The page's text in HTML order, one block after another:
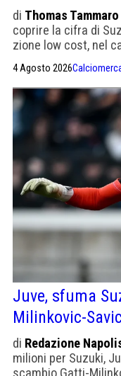
di Thomas Tammaro
coprire la cifra di
zione low cost, nel
giap­po­nese di
4 Agosto 2026
Juve, sfuma
Milinkovic-
di Redazione
milioni per Suzuki,